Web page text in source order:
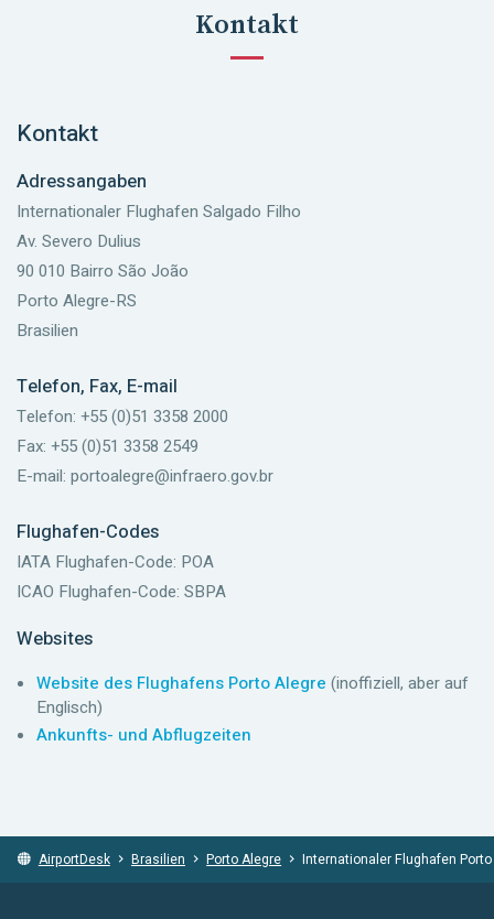
Kontakt
Kontakt
Adressangaben
Internationaler Flughafen Salgado Filho
Av. Severo Dulius
90 010 Bairro São João
Porto Alegre-RS
Brasilien
Telefon, Fax, E-mail
Telefon: +55 (0)51 3358 2000
Fax: +55 (0)51 3358 2549
E-mail: portoalegre@infraero.gov.br
Flughafen-Codes
IATA Flughafen-Code: POA
ICAO Flughafen-Code: SBPA
Websites
Website des Flughafens Porto Alegre (inoffiziell, aber auf
Englisch)
Ankunfts- und Abflugzeiten
AirportDesk Brasilien Porto Alegre Internationaler Flughafen